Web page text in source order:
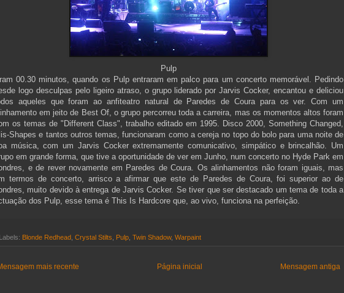
Pulp
00.30 minutos, quando os Pulp entraram em palco para um concerto memorável. Pedindo
logo desculpas pelo ligeiro atraso, o grupo liderado por Jarvis Cocker, encantou e deliciou
aqueles que foram ao anfiteatro natural de Paredes de Coura para os ver. Com um
em jeito de Best Of, o grupo percorreu toda a carreira, mas os momentos altos foram
os temas de "Different Class", trabalho editado em 1995. Disco 2000, Something Changed,
Shapes e tantos outros temas, funcionaram como a cereja no topo do bolo para uma noite de
música, com um Jarvis Cocker extremamente comunicativo, simpático e brincalhão. Um
em grande forma, que tive a oportunidade de ver em Junho, num concerto no Hyde Park em
e de rever novamente em Paredes de Coura. Os alinhamentos não foram iguais, mas
termos de concerto, arrisco a afirmar que este de Paredes de Coura, foi superior ao de
muito devido à entrega de Jarvis Cocker. Se tiver que ser destacado um tema de toda a
dos Pulp, esse tema é This Is Hardcore que, ao vivo, funciona na perfeição.
Labels: Blonde Redhead Crystal Stilts Pulp Twin Shadow, Warpaint
mais recente Mensagem antiga
Página inicial